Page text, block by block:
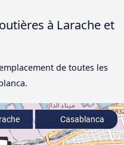
à Larache et
de toutes les
Casablanca